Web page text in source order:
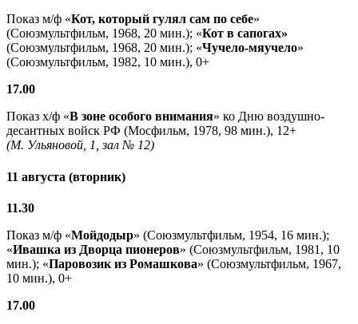
Показ м/ф «Кот, который гулял сам по себе»
(Союзмультфильм, 1968, 20 мин.); «Кот в сапогах»
(Союзмультфильм, 1968, 20 мин.); «Чучело-мяучело»
(Союзмультфильм, 1982, 10 мин.), 0+
17.00
Показ х/ф «В зоне особого внимания» ко Дню воздушно-
десантных войск РФ (Мосфильм, 1978, 98 мин.), 12+
(М. Ульяновой, 1, зал № 12)
11 августа (вторник)
11.30
Показ м/ф «Мойдодыр» (Союзмультфильм, 1954, 16 мин.);
«Ивашка из Дворца пионеров» (Союзмультфильм, 1981, 10
мин.); «Паровозик из Ромашкова» (Союзмультфильм, 1967,
10 мин.), 0+
17.00